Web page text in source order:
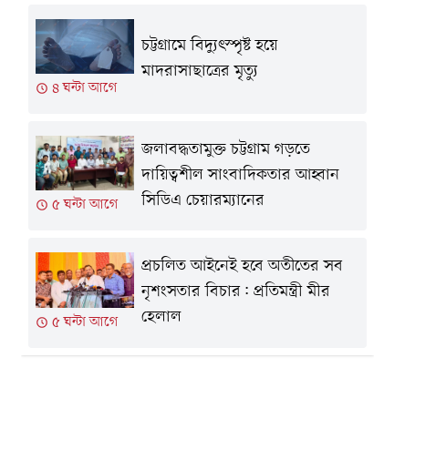
৪ ঘন্টা আগে
চট্টগ্রামে বিদ্যুৎস্পৃষ্ট হয়ে
মাদরাসাছাত্রের মৃত্যু
৫ ঘন্টা আগে
জলাবদ্ধতামুক্ত চট্টগ্রাম গড়তে
দায়িত্বশীল সাংবাদিকতার আহ্বান
সিডিএ চেয়ারম্যানের
৫ ঘন্টা আগে
প্রচলিত আইনেই হবে অতীতের সব
নৃশংসতার বিচার: প্রতিমন্ত্রী মীর
হেলাল